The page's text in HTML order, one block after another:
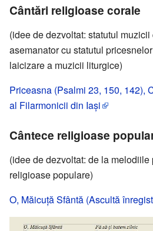
Cântări religioase corale
(idee de dezvoltat: statutul
asemanator cu statutul
laicizare a muzicii liturgice)
Priceasna (Psalmi 23, 150, 142),
al Filarmonicii din Iaşi
Cântece religioase
(idee de dezvoltat: de la
religioase populare)
O, Măicuţă Sfântă (Ascultă